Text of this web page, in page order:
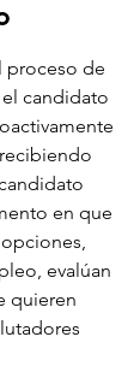
proceso de
candidato
en que
opciones,
evalúan
quieren